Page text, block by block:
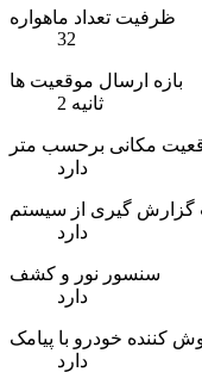
ظرفیت تعداد ماهواره
32
بازه ارسال موقعیت ها
2 ثانیه
مکانی برحسب متر
دارد
دارد
سنسور نور و کشف
دارد
کننده خودرو با پیامک
دارد